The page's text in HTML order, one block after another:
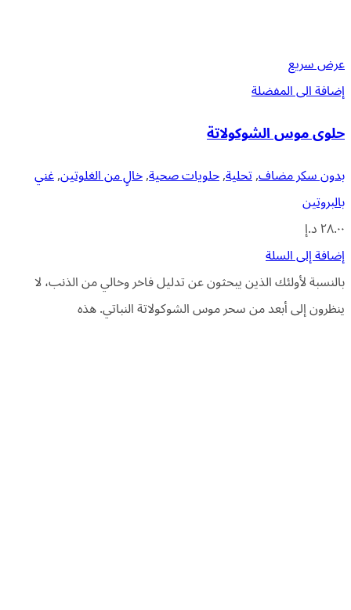
عرض سريع
إضافة الى المفضلة
حلوى موس الشوكولاتة
بدون سكر مضاف,تحلية,حلويات صحية,خالٍ من الغلوتين,غني
بالبروتين
٢٨.٠٠د.إ
إضافة إلى السلة
بالنسبة لأولئك الذين يبحثون عن تدليل فاخر وخالي من الذنب، لا
ينظرون إلى أبعد من سحر موس الشوكولاتة النباتي. هذه